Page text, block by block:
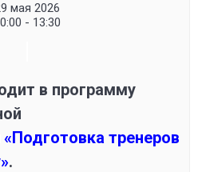
мая 2026
- 13:30
в программу
«Подготовка тренеров
.